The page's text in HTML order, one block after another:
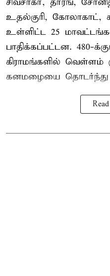
சிவசாகர், தர்ரங்,
உதல்குரி,
உள்ளிட்ட 25
பாதிக்கப்பட்டன. 480-
கிராமங்களில் வெள்ளம்
கனமழையை